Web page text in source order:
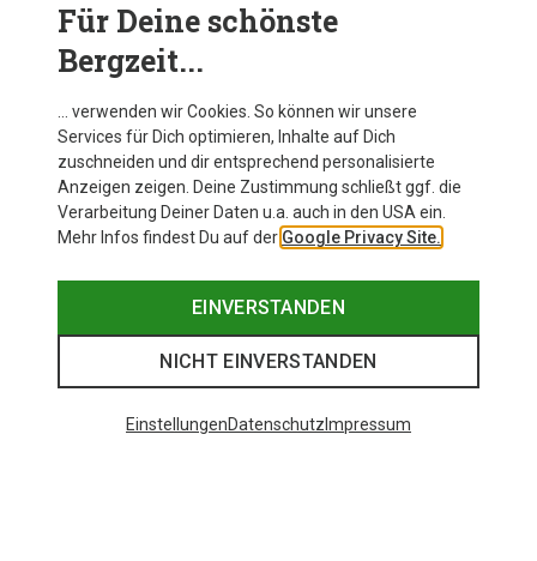
BEKLEIDUNG
Für Deine schönste
Bergzeit...
… verwenden wir Cookies. So können wir unsere
Services für Dich optimieren, Inhalte auf Dich
zuschneiden und dir entsprechend personalisierte
Anzeigen zeigen. Deine Zustimmung schließt ggf. die
Verarbeitung Deiner Daten u.a. auch in den USA ein.
Mehr Infos findest Du auf der Google Privacy Site.
EINVERSTANDEN
NICHT EINVERSTANDEN
EinstellungenDatenschutz Impressum